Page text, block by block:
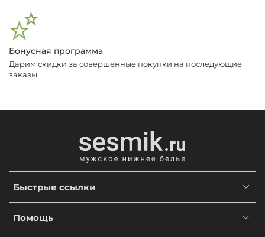
Бонусная программа
Дарим скидки за совершенные покупки на последующие
заказы
Быстрые ссылки
Помощь